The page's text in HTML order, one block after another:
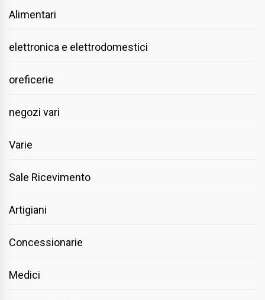
Alimentari
elettronica e elettrodomestici
oreficerie
negozi vari
Varie
Sale Ricevimento
Artigiani
Concessionarie
Medici